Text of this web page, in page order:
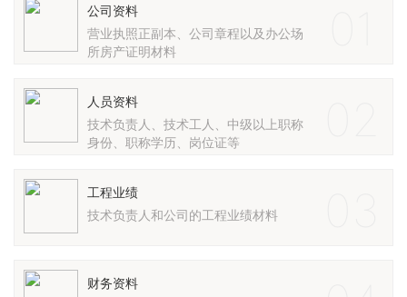
公司资料
营业执照正副本、公司章程以及办公场
所房产证明材料
人员资料
技术负责人、技术工人、中级以上职称
身份、职称学历、岗位证等
工程业绩
技术负责人和公司的工程业绩材料
财务资料